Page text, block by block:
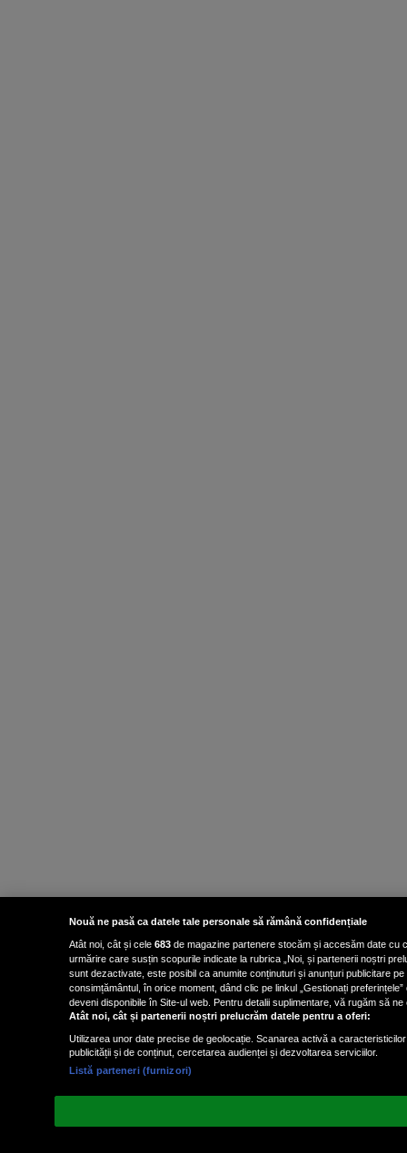
Nouă ne pasă ca datele tale personale să rămână confidențiale
Atât noi, cât și cele 683 de magazine partenere stocăm și accesăm date cu
urmărire care susțin scopurile indicate la rubrica „Noi, și partenerii noștri
sunt dezactivate, este posibil ca anumite conținuturi și anunțuri publicitare
consimțământul, în orice moment, dând clic pe linkul „Gestionați
deveni disponibile în Site-ul web. Pentru detalii suplimentare, vă rugăm să
Atât noi, cât și partenerii noștri prelucrăm datele pentru a oferi:
Utilizarea unor date precise de geolocație. Scanarea activă a
publicității și de conținut, cercetarea audienței și dezvoltarea serviciilor.
Listă parteneri (furnizori)